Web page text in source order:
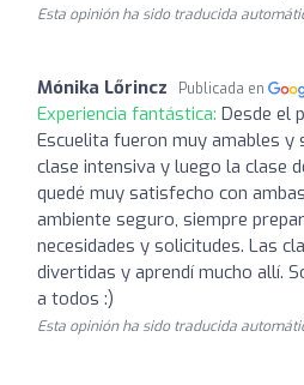
Esta opinión ha sido traducida
Mónika Lőrincz Publicada en
Experiencia fantástica: Desde el
Escuelita fueron muy amables y
clase intensiva y luego la clase
quedé muy satisfecho con
ambiente seguro, siempre
necesidades y solicitudes. Las
divertidas y aprendí mucho allí.
a todos :)
Esta opinión ha sido traducida